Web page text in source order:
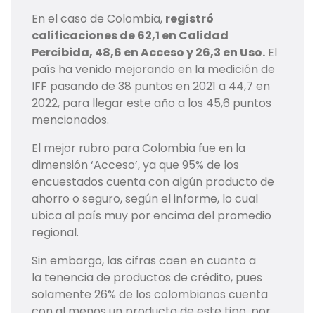
En el caso de Colombia, registró
calificaciones de 62,1 en Calidad
Percibida, 48,6 en Acceso y 26,3 en Uso. El
país ha venido mejorando en la medición de
IFF pasando de 38 puntos en 2021 a 44,7 en
2022, para llegar este año a los 45,6 puntos
mencionados.
El mejor rubro para Colombia fue en la
dimensión ‘Acceso’, ya que 95% de los
encuestados cuenta con algún producto de
ahorro o seguro, según el informe, lo cual
ubica al país muy por encima del promedio
regional.
Sin embargo, las cifras caen en cuanto a
la tenencia de productos de crédito, pues
solamente 26% de los colombianos cuenta